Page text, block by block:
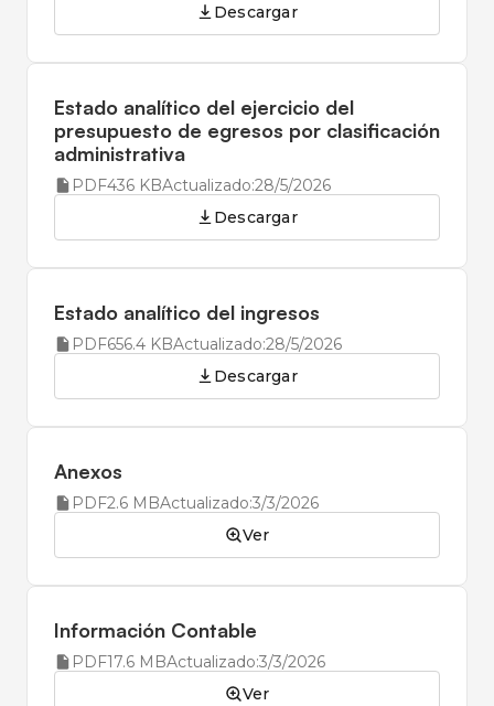
Descargar
Estado analítico del ejercicio del
presupuesto de egresos por clasificación
administrativa
PDF436 KBActualizado:28/5/2026
Descargar
Estado analítico del ingresos
PDF656.4 KBActualizado:28/5/2026
Descargar
Anexos
PDF2.6 MBActualizado:3/3/2026
Ver
Información Contable
PDF17.6 MBActualizado:3/3/2026
Ver